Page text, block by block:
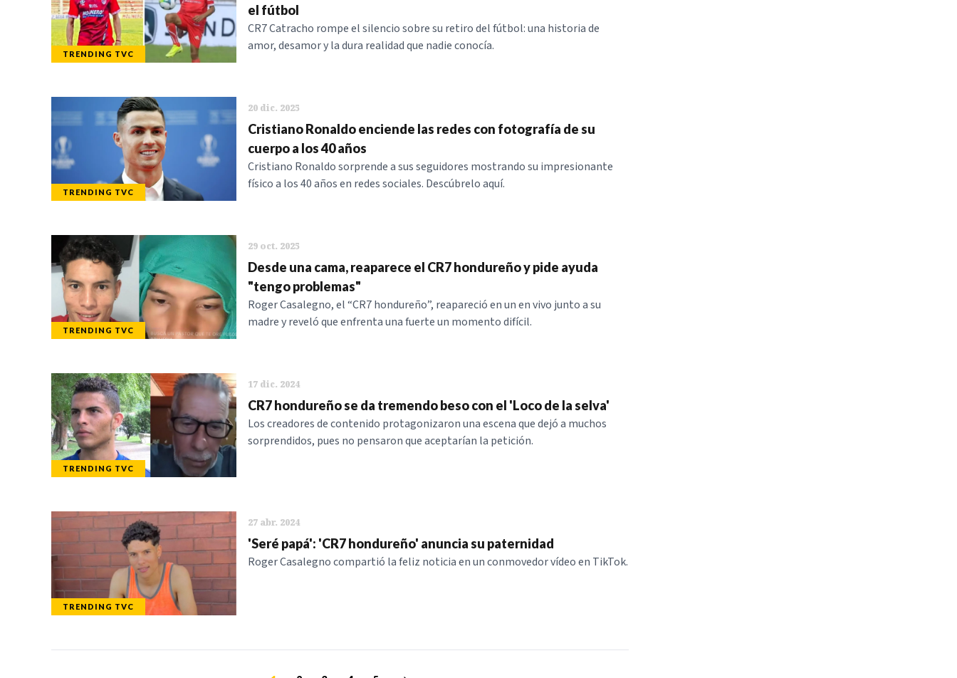
TRENDING TVC
el fútbol
CR7 Catracho rompe el silencio sobre su retiro del fútbol: una historia de
amor, desamor y la dura realidad que nadie conocía.
TRENDING TVC
20 dic. 2025
Cristiano Ronaldo enciende las redes con fotografía de su
cuerpo a los 40 años
Cristiano Ronaldo sorprende a sus seguidores mostrando su impresionante
físico a los 40 años en redes sociales. Descúbrelo aquí.
TRENDING TVC
29 oct. 2025
Desde una cama, reaparece el CR7 hondureño y pide ayuda
"tengo problemas"
Roger Casalegno, el “CR7 hondureño”, reapareció en un en vivo junto a su
madre y reveló que enfrenta una fuerte un momento difícil.
TRENDING TVC
17 dic. 2024
CR7 hondureño se da tremendo beso con el 'Loco de la selva'
Los creadores de contenido protagonizaron una escena que dejó a muchos
sorprendidos, pues no pensaron que aceptarían la petición.
TRENDING TVC
27 abr. 2024
'Seré papá': 'CR7 hondureño' anuncia su paternidad
Roger Casalegno compartió la feliz noticia en un conmovedor vídeo en TikTok.